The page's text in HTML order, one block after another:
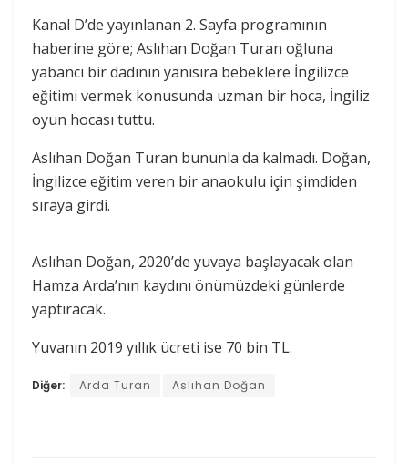
Kanal D’de yayınlanan 2. Sayfa programının
haberine göre; Aslıhan Doğan Turan oğluna
yabancı bir dadının yanısıra bebeklere İngilizce
eğitimi vermek konusunda uzman bir hoca, İngiliz
oyun hocası tuttu.
Aslıhan Doğan Turan bununla da kalmadı. Doğan,
İngilizce eğitim veren bir anaokulu için şimdiden
sıraya girdi.
Aslıhan Doğan, 2020’de yuvaya başlayacak olan
Hamza Arda’nın kaydını önümüzdeki günlerde
yaptıracak.
Yuvanın 2019 yıllık ücreti ise 70 bin TL.
Diğer: Arda Turan Aslıhan Doğan